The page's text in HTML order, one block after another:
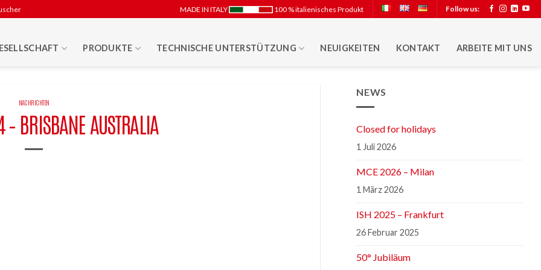
MADE IN ITALY 100 % italienisches Produkt Follow us:
PRODUKTE TECHNISCHE UNTERSTÜTZUNG NEUIGKEITEN KONTAKT ARBEITE MIT UNS
NACHRICHTEN
– BRISBANE AUSTRALIA
NEWS
Closed for holidays
1 Juli 2026
MCE 2026 – Milan
1 März 2026
ISH 2025 – Frankfurt
26 Februar 2025
50° Jubiläum